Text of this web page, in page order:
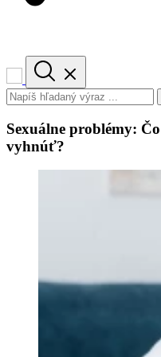
Sexuálne problémy:
vyhnúť?